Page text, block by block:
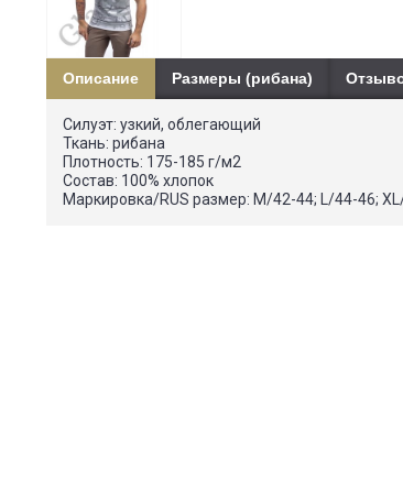
Описание Размеры (рибана)
Силуэт: узкий, облегающий
Ткань: рибана
Плотность: 175-185 г/м2
Состав: 100% хлопок
Маркировка/RUS размер: M/42-44; L/44-46;